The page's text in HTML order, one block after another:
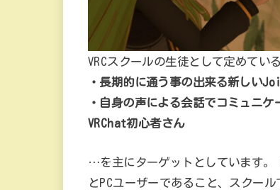
VRCスクールの生徒として定めてい
・長期的に通う事の出来る新しい
・自身の声による会話でコミュニ
VRChat初心者さん
…を主にターゲットとしています
とPCユーザーであること、スクー